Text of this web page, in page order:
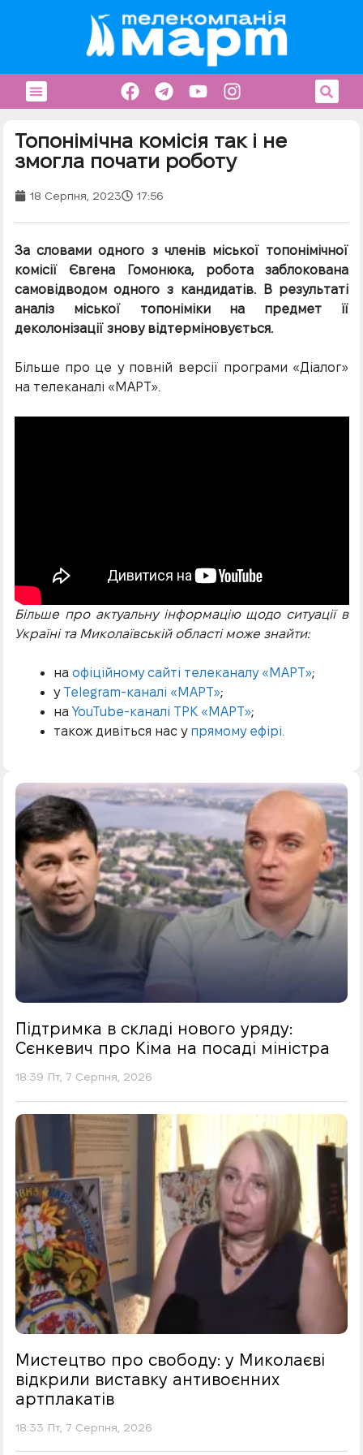
Топонімічна комісія так і не
змогла почати роботу
18 Серпня, 2023 17:56
За словами одного з членів міської топонімічної
комісії Євгена Гомонюка, робота заблокована
самовідводом одного з кандидатів. В результаті
аналіз міської топоніміки на предмет її
деколонізації знову відтерміновується.
Більше про це у повній версії програми «Діалог»
на телеканалі «МАРТ».
Більше про актуальну інформацію щодо ситуації в
Україні та Миколаївській області може знайти:
на офіційному сайті телеканалу «МАРТ»;
у Telegram-каналі «МАРТ»;
на YouTube-каналі ТРК «МАРТ»;
також дивіться нас у прямому ефірі.
Підтримка в складі нового уряду:
Сєнкевич про Кіма на посаді міністра
18:39 Пт, 7 Серпня, 2026
Мистецтво про свободу: у Миколаєві
відкрили виставку антивоєнних
артплакатів
18:33 Пт, 7 Серпня, 2026